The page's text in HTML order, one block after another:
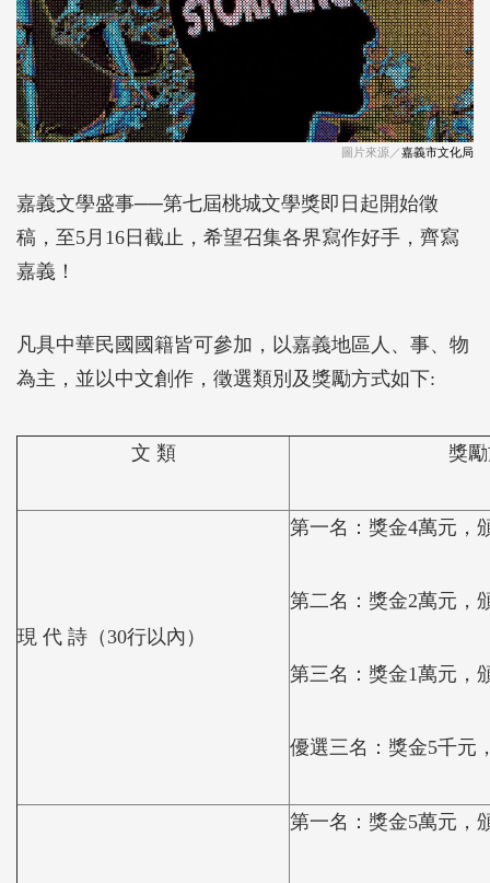
圖片來源／嘉義市文化局
嘉義文學盛事──第七屆桃城文學獎即日起開始徵
稿，至5月16日截止，希望召集各界寫作好手，齊寫
嘉義！
凡具中華民國國籍皆可參加，以嘉義地區人、事、物
為主，並以中文創作，徵選類別及獎勵方式如下:
文 類 獎
現 代 詩（30行以內）
第一名：獎金4萬元，
第二名：獎金2萬元，
第三名：獎金1萬元，
優選三名：獎金5千元
第一名：獎金5萬元，